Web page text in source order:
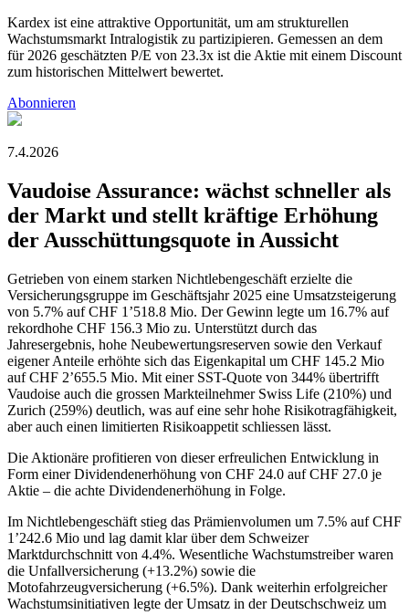
Kardex ist eine attraktive Opportunität, um am strukturellen
Wachstumsmarkt Intralogistik zu partizipieren. Gemessen an dem
für 2026 geschätzten P/E von 23.3x ist die Aktie mit einem Discount
zum historischen Mittelwert bewertet.
Abonnieren
7.4.2026
Vaudoise Assurance: wächst schneller als
der Markt und stellt kräftige Erhöhung
der Ausschüttungsquote in Aussicht
Getrieben von einem starken Nichtlebengeschäft erzielte die
Versicherungsgruppe im Geschäftsjahr 2025 eine Umsatzsteigerung
von 5.7% auf CHF 1’518.8 Mio. Der Gewinn legte um 16.7% auf
rekordhohe CHF 156.3 Mio zu. Unterstützt durch das
Jahresergebnis, hohe Neubewertungsreserven sowie den Verkauf
eigener Anteile erhöhte sich das Eigenkapital um CHF 145.2 Mio
auf CHF 2’655.5 Mio. Mit einer SST-Quote von 344% übertrifft
Vaudoise auch die grossen Markteilnehmer Swiss Life (210%) und
Zurich (259%) deutlich, was auf eine sehr hohe Risikotragfähigkeit,
aber auch einen limitierten Risikoappetit schliessen lässt.
Die Aktionäre profitieren von dieser erfreulichen Entwicklung in
Form einer Dividendenerhöhung von CHF 24.0 auf CHF 27.0 je
Aktie – die achte Dividendenerhöhung in Folge.
Im Nichtlebengeschäft stieg das Prämienvolumen um 7.5% auf CHF
1’242.6 Mio und lag damit klar über dem Schweizer
Marktdurchschnitt von 4.4%. Wesentliche Wachstumstreiber waren
die Unfallversicherung (+13.2%) sowie die
Motofahrzeugversicherung (+6.5%). Dank weiterhin erfolgreicher
Wachstumsinitiativen legte der Umsatz in der Deutschschweiz um